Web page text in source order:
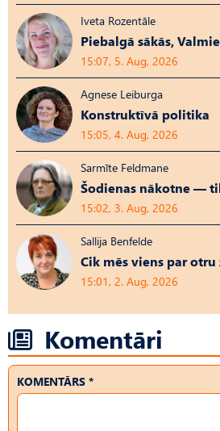
Iveta Rozentāle
Piebalgā sākās,
15:07, 5. Aug, 2026
Agnese Leiburga
Konstruktīvā politika
15:05, 4. Aug, 2026
Sarmīte Feldmane
Šodienas nākotne —
15:02, 3. Aug, 2026
Sallija Benfelde
Cik mēs viens par otru
15:01, 2. Aug, 2026
Komentāri
KOMENTĀRS *